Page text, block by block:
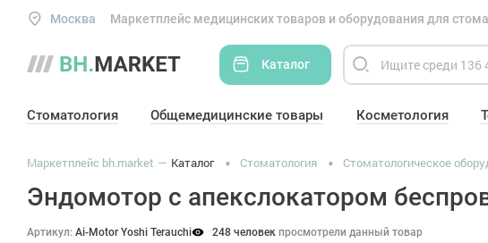
Москва Маркетплейс медицинских товаров и оборудования для
Каталог
Стоматология Общемедицинские товары Косметология
Маркетплейс bh.market Каталог Стоматология Стоматологическое
Эндомотор с апекслокатором
Артикул: Ai-Motor Yoshi Terauchi 248 человек просмотрели данный товар